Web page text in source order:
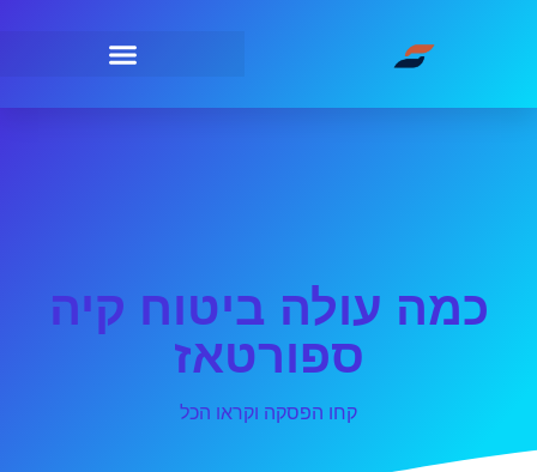
כמה עולה ביטוח קיה
ספורטאז
קחו הפסקה וקראו הכל